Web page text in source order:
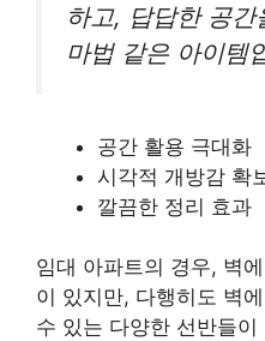
하고, 답답한 공
마법 같은 아이템
공간 활용 극대화
시각적 개방감 확
깔끔한 정리 효과
임대 아파트의 경우, 벽
이 있지만, 다행히도 벽
수 있는 다양한 선반들이